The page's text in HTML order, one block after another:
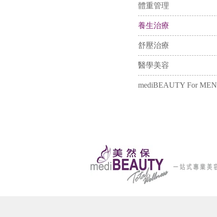
體重管理
養生治療
舒壓治療
醫學美容
mediBEAUTY For MEN